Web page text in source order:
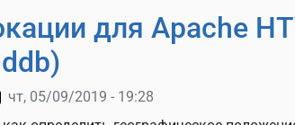
для Apache
чт, 05/09/2019 - 19:28